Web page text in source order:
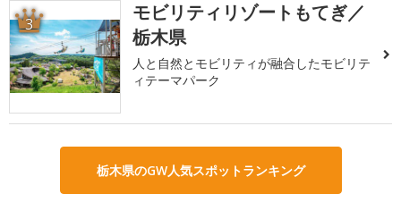
3
モビリティリゾートもてぎ／
栃木県
人と自然とモビリティが融合したモビリテ
ィテーマパーク
栃木県のGW人気スポットランキング